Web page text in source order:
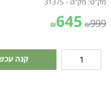
₪999
₪645
קנה